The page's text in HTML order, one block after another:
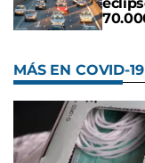
MÁS EN COVID-19